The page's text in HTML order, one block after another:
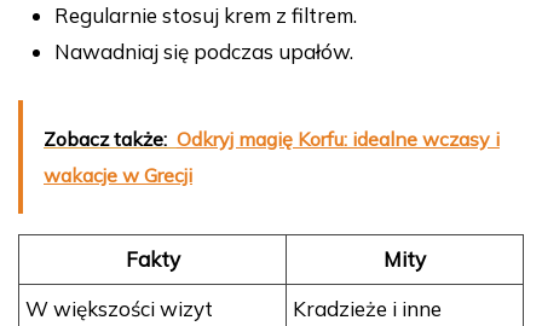
Regularnie stosuj krem z filtrem.
Nawadniaj się podczas upałów.
Zobacz także: Odkryj magię Korfu: idealne wczasy i
wakacje w Grecji
Fakty
Mity
W większości wizyt
Kradzieże i inne